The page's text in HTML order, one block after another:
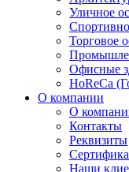
Уличное
Торговое
Офисные
HoReCa
О компании
О
Контакты
Реквизиты
Наши